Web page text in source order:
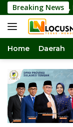
Langsung
ke
konten
Breaking News
Proyek
Home Daerah